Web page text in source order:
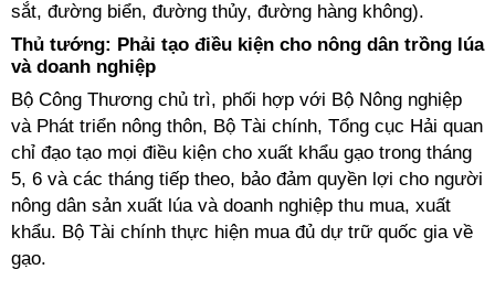
sắt, đường biển, đường thủy, đường hàng không).
Thủ tướng: Phải tạo điều kiện cho nông dân trồng lúa
và doanh nghiệp
Bộ Công Thương chủ trì, phối hợp với Bộ Nông nghiệp
và Phát triển nông thôn, Bộ Tài chính, Tổng cục Hải quan
chỉ đạo tạo mọi điều kiện cho xuất khẩu gạo trong tháng
5, 6 và các tháng tiếp theo, bảo đảm quyền lợi cho người
nông dân sản xuất lúa và doanh nghiệp thu mua, xuất
khẩu. Bộ Tài chính thực hiện mua đủ dự trữ quốc gia về
gạo.